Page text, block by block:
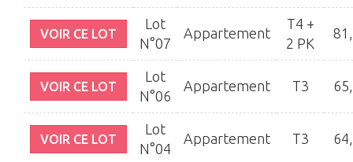
VOIR CE LOT
Lot
N°07
Appartement
T4 +
2 PK
VOIR CE LOT
Lot
N°06
Appartement T3
VOIR CE LOT
Lot
N°04
Appartement T3